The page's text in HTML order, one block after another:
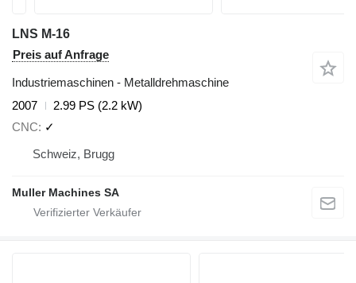
LNS M-16
Preis auf Anfrage
Industriemaschinen - Metalldrehmaschine
2007
2.99 PS (2.2 kW)
CNC
✓
Schweiz, Brugg
Muller Machines SA